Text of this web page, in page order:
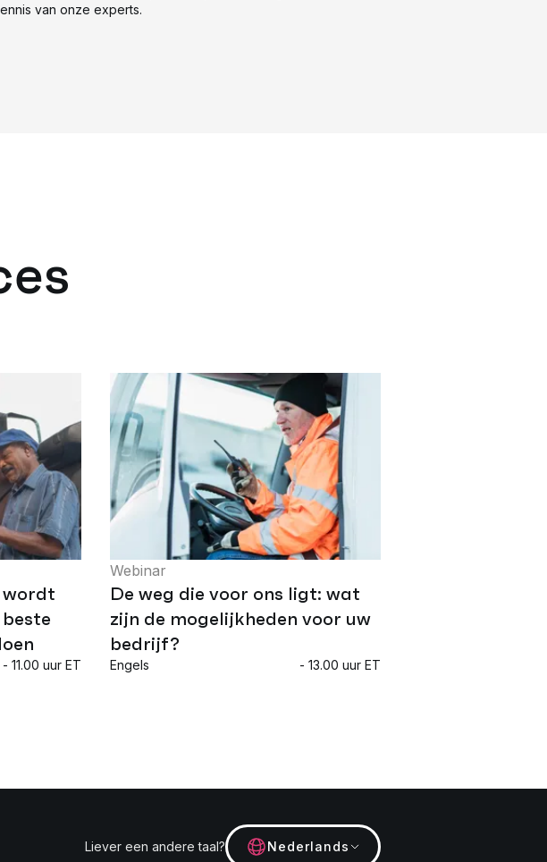
van onze experts.
- 11.00 uur ET
Webinar
De weg die voor ons ligt: wat
zijn de mogelijkheden voor uw
bedrijf?
Engels - 13.00 uur ET
Liever een andere taal? Nederlands